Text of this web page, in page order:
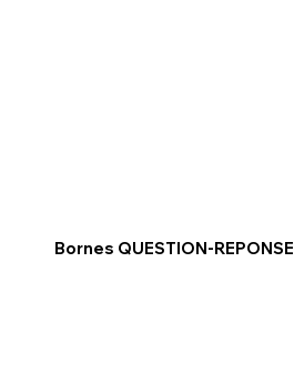
Bornes QUESTION-REPONSE